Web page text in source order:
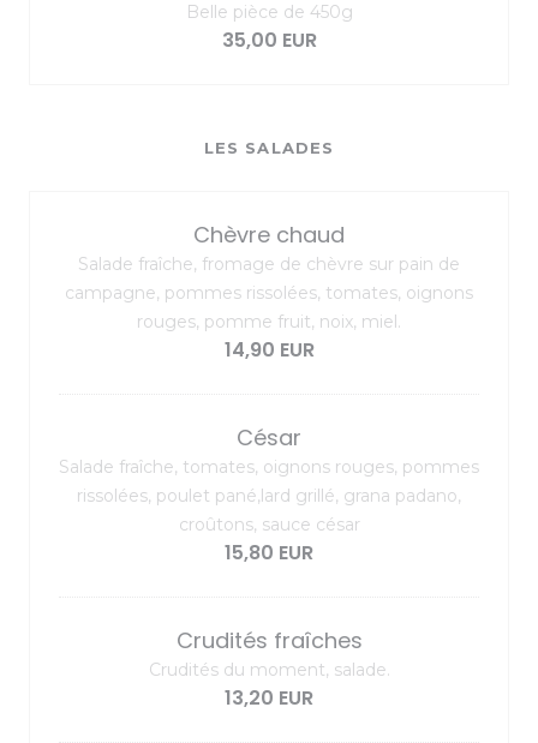
Belle pièce de 450g
35,00 EUR
LES SALADES
Chèvre chaud
Salade fraîche, fromage de chèvre sur pain de
campagne, pommes rissolées, tomates, oignons
rouges, pomme fruit, noix, miel.
14,90 EUR
César
Salade fraîche, tomates, oignons rouges, pommes
rissolées, poulet pané,lard grillé, grana padano,
croûtons, sauce césar
15,80 EUR
Crudités fraîches
Crudités du moment, salade.
13,20 EUR